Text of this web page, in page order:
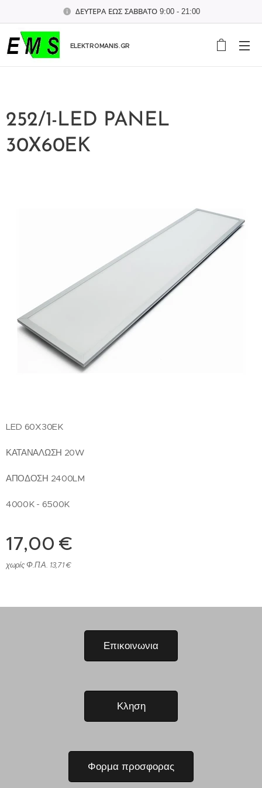
ΔΕΥΤΕΡΑ ΕΩΣ ΣΑΒΒΑΤΟ 9:00 - 21:00
ELEKTROMANIS.GR
252/1-LED PANEL
30X60EK
LED 60X30EK
ΚΑΤΑΝΑΛΩΣΗ 20W
ΑΠΟΔΟΣΗ 2400LM
4000K - 6500K
17,00 €
χωρίς Φ.Π.Α. 13,71 €
Επικοινωνια
Κληση
Φορμα προσφορας